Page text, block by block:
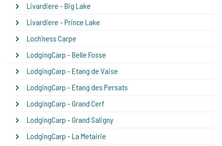
Livardiere - Big Lake
Livardiere - Prince Lake
Loch'ness Carpe
LodgingCarp - Belle Fosse
LodgingCarp - Etang de Vaise
LodgingCarp - Etang des Persats
LodgingCarp - Grand Cerf
LodgingCarp - Grand Saligny
LodgingCarp - La Metairie